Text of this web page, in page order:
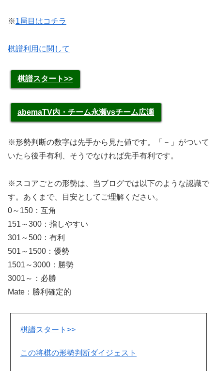
※1局目はコチラ
棋譜利用に関して
棋譜スタート>>
abemaTV内・チーム永瀬vsチーム広瀬
※形勢判断の数字は先手から見た値です。「－」がついて
いたら後手有利、そうでなければ先手有利です。
※スコアごとの形勢は、当ブログでは以下のような認識で
す。あくまで、目安としてご理解ください。
0～150：互角
151～300：指しやすい
301～500：有利
501～1500：優勢
1501～3000：勝勢
3001～：必勝
Mate：勝利確定的
棋譜スタート>>
この将棋の形勢判断ダイジェスト